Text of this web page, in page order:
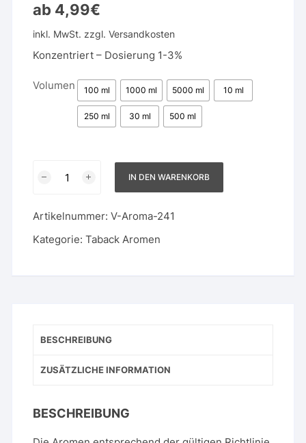
ab 4,99€
inkl. MwSt. zzgl.Versandkosten
Konzentriert – Dosierung 1-3%
Volumen 100 ml 1000 ml 5000 ml 10 ml
250 ml 30 ml 500 ml
Menge
IN DEN WARENKORB
Artikelnummer:V-Aroma-241
Kategorie:Taback Aromen
BESCHREIBUNG
ZUSÄTZLICHE INFORMATION
BESCHREIBUNG